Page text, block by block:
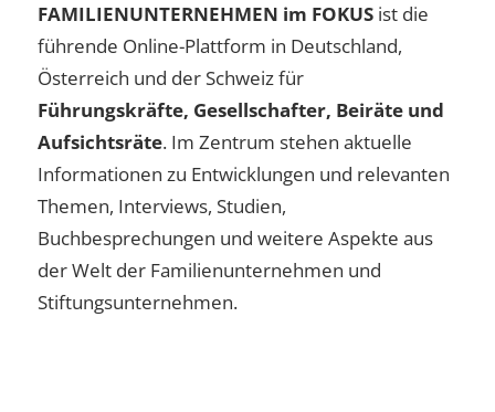
FAMILIENUNTERNEHMEN im FOKUS ist die
führende Online-Plattform in Deutschland,
Österreich und der Schweiz für
Führungskräfte, Gesellschafter, Beiräte und
Aufsichtsräte. Im Zentrum stehen aktuelle
Informationen zu Entwicklungen und relevanten
Themen, Interviews, Studien,
Buchbesprechungen und weitere Aspekte aus
der Welt der Familienunternehmen und
Stiftungsunternehmen.